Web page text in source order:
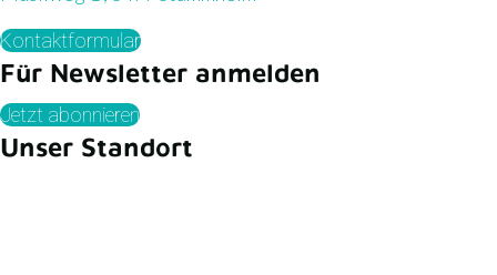
Kontaktformular
Für Newsletter anmelden
Jetzt abonnieren
Unser Standort